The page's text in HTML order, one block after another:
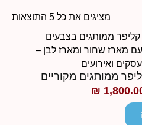
מציגים את כל ⁦5⁩ התוצאות
₪